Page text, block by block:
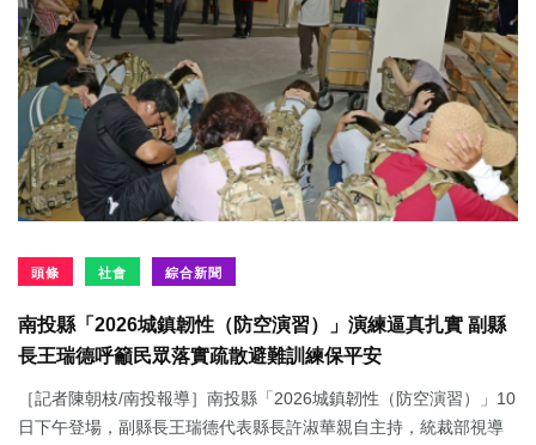
頭條 社會 綜合新聞
南投縣「2026城鎮韌性（防空演習）」演練逼真扎實 副縣
長王瑞德呼籲民眾落實疏散避難訓練保平安
［記者陳朝枝/南投報導］南投縣「2026城鎮韌性（防空演習）」10
日下午登場，副縣長王瑞德代表縣長許淑華親自主持，統裁部視導